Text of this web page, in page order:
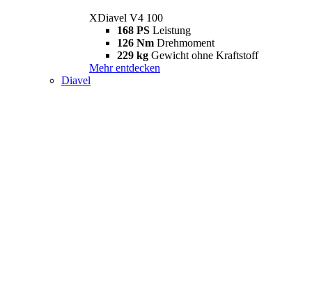
XDiavel V4 100
168 PS Leistung
126 Nm Drehmoment
229 kg Gewicht ohne Kraftstoff
Mehr entdecken
Diavel